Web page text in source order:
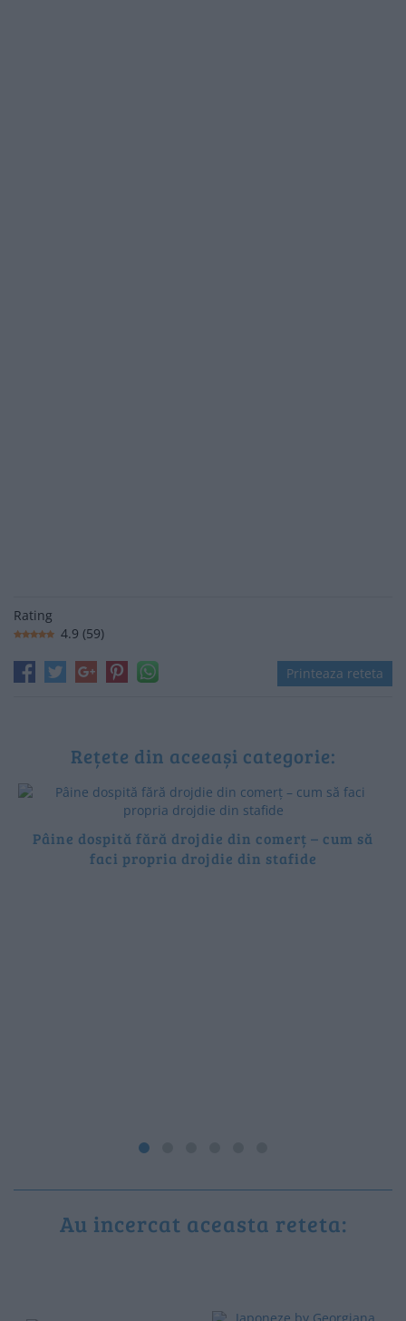
Rating
4.9 (59)
Printeaza reteta
Rețete din aceeași categorie:
Pâine dospită fără drojdie din comerț – cum să
faci propria drojdie din stafide
Au incercat aceasta reteta: